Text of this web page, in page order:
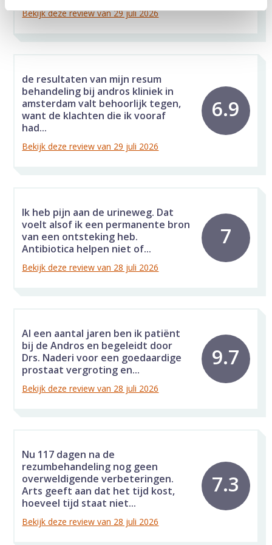
Bekijk deze review van 29 juli 2026
de resultaten van mijn resum
behandeling bij andros kliniek in
amsterdam valt behoorlijk tegen,
want de klachten die ik vooraf
had...
Bekijk deze review van 29 juli 2026
6.9
Ik heb pijn aan de urineweg. Dat
voelt alsof ik een permanente bron
van een ontsteking heb.
Antibiotica helpen niet of...
Bekijk deze review van 28 juli 2026
7
Al een aantal jaren ben ik patiënt
bij de Andros en begeleidt door
Drs. Naderi voor een goedaardige
prostaat vergroting en...
Bekijk deze review van 28 juli 2026
9.7
Nu 117 dagen na de
rezumbehandeling nog geen
overweldigende verbeteringen.
Arts geeft aan dat het tijd kost,
hoeveel tijd staat niet...
Bekijk deze review van 28 juli 2026
7.3